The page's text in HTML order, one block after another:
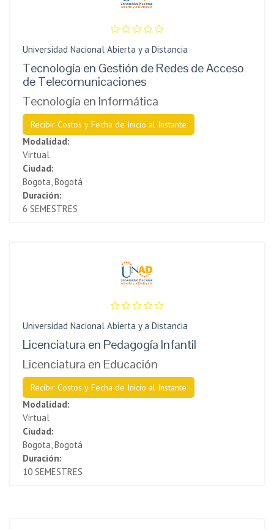
Universidad Nacional Abierta y a Distancia
Tecnología en Gestión de Redes de Acceso
de Telecomunicaciones
Tecnología en Informática
Recibir Costos y Fecha de Inicio al Instante
Modalidad:
Virtual
Ciudad:
Bogota, Bogotá
Duración:
6 SEMESTRES
Universidad Nacional Abierta y a Distancia
Licenciatura en Pedagogía Infantil
Licenciatura en Educación
Recibir Costos y Fecha de Inicio al Instante
Modalidad:
Virtual
Ciudad:
Bogota, Bogotá
Duración:
10 SEMESTRES